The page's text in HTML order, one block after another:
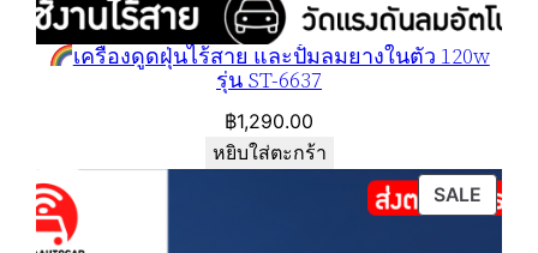
เครื่องดูดฝุ่นไร้สาย และปั้มลมยางในตัว 120w
รุ่น ST-6637
฿1,290.00
หยิบใส่ตะกร้า
SALE
ON